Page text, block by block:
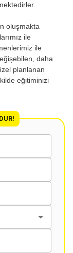
oluşmakta
ile
ile
daha
planlanan
eğitiminizi